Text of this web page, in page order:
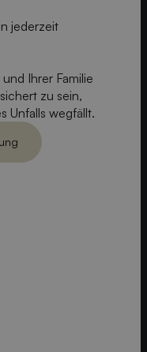
jederzeit
Ihrer Familie
zu sein,
Unfalls wegfällt.